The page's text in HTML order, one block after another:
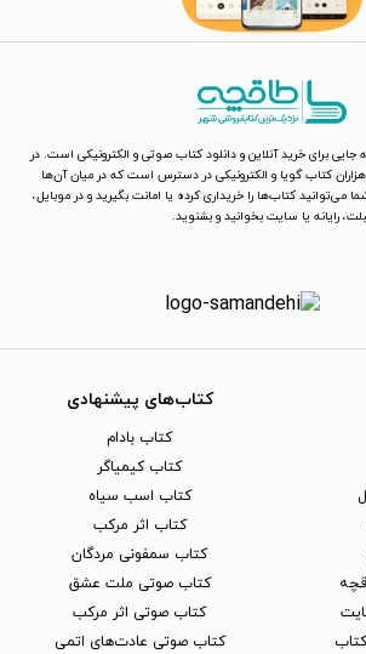
جایی برای خرید آنلاین و دانلود کتاب صوتی و الکترونیکی است. در
کتاب گویا و الکترونیکی در دسترس است که در میان آن‌ها
می‌توانید کتاب‌ها را خریداری کرده یا امانت بگیرید و در موبایل،
رایانه یا سایت بخوانید و بشنوید.
کتاب‌های پیشنهادی
کتاب بادام
کتاب کیمیاگر
کتاب اسب سیاه
کتاب اثر مرکب
کتاب سمفونی مردگان
کتاب صوتی ملت عشق
کتاب صوتی اثر مرکب
کتاب صوتی عادت‌های اتمی